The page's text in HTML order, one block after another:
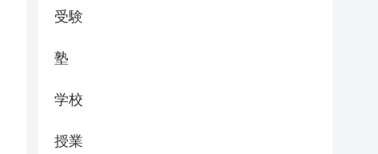
受験
塾
学校
授業